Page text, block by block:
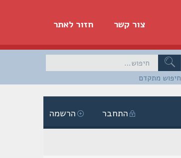
חזור לאתר צור קשר
חיפוש מתקדם
הרשמה התחבר